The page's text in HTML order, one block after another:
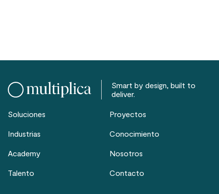
Smart by design, built to
deliver.
Soluciones Proyectos
Industrias Conocimiento
Academy Nosotros
Talento Contacto